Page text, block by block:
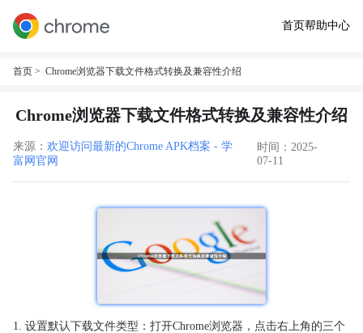
首页帮助中心
首页 > Chrome浏览器下载文件格式转换及兼容性介绍
Chrome浏览器下载文件格式转换及兼容性介绍
来源： 欢迎访问最新的Chrome APK档案 - 学
富网官网
时间：2025-
07-11
1. 设置默认下载文件类型：打开Chrome浏览器，点击右上角的三个